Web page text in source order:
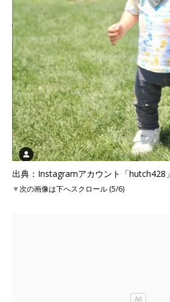
出典：Instagramアカウント「hutch428」
▼次の画像は下へスクロール (5/6)